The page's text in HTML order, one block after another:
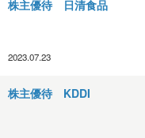
株主優待 日清食品
2023.07.23
株主優待 KDDI